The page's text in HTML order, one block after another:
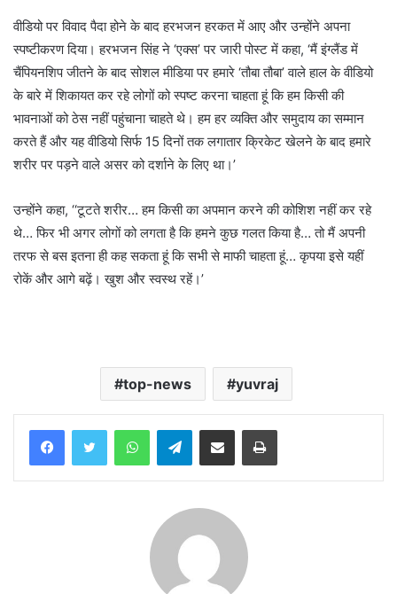
वीडियो पर विवाद पैदा होने के बाद हरभजन हरकत में आए और उन्होंने अपना
स्पष्टीकरण दिया। हरभजन सिंह ने ‘एक्स’ पर जारी पोस्ट में कहा, ‘मैं इंग्लैंड में
चैंपियनशिप जीतने के बाद सोशल मीडिया पर हमारे ‘तौबा तौबा’ वाले हाल के वीडियो
के बारे में शिकायत कर रहे लोगों को स्पष्ट करना चाहता हूं कि हम किसी की
भावनाओं को ठेस नहीं पहुंचाना चाहते थे। हम हर व्यक्ति और समुदाय का सम्मान
करते हैं और यह वीडियो सिर्फ 15 दिनों तक लगातार क्रिकेट खेलने के बाद हमारे
शरीर पर पड़ने वाले असर को दर्शाने के लिए था।’
उन्होंने कहा, ‘‘टूटते शरीर… हम किसी का अपमान करने की कोशिश नहीं कर रहे
थे… फिर भी अगर लोगों को लगता है कि हमने कुछ गलत किया है… तो मैं अपनी
तरफ से बस इतना ही कह सकता हूं कि सभी से माफी चाहता हूं… कृपया इसे यहीं
रोकें और आगे बढ़ें। खुश और स्वस्थ रहें।’
top-news yuvraj
WhatsAppTelegramShare via Email Print